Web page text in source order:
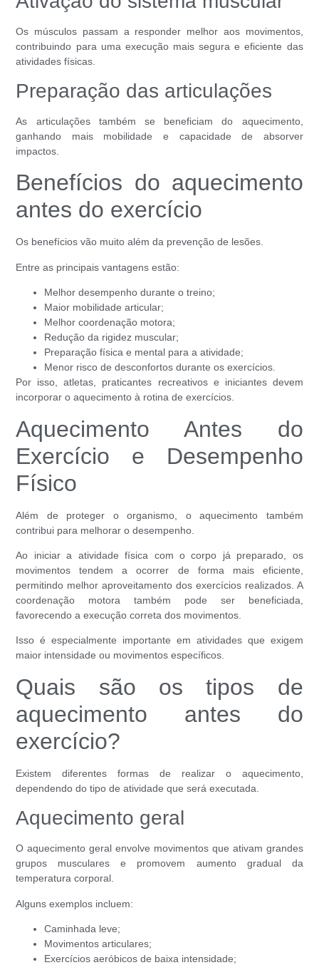
Os músculos passam a responder melhor aos movimentos,
contribuindo para uma execução mais segura e eficiente das
atividades físicas.
Preparação das articulações
As articulações também se beneficiam do aquecimento,
ganhando mais mobilidade e capacidade de absorver
impactos.
Benefícios do aquecimento
antes do exercício
Os benefícios vão muito além da prevenção de lesões.
Entre as principais vantagens estão:
Melhor desempenho durante o treino;
Maior mobilidade articular;
Melhor coordenação motora;
Redução da rigidez muscular;
Preparação física e mental para a atividade;
Menor risco de desconfortos durante os exercícios.
Por isso, atletas, praticantes recreativos e iniciantes devem
incorporar o aquecimento à rotina de exercícios.
Aquecimento Antes do
Exercício e Desempenho
Físico
Além de proteger o organismo, o aquecimento também
contribui para melhorar o desempenho.
Ao iniciar a atividade física com o corpo já preparado, os
movimentos tendem a ocorrer de forma mais eficiente,
permitindo melhor aproveitamento dos exercícios realizados. A
coordenação motora também pode ser beneficiada,
favorecendo a execução correta dos movimentos.
Isso é especialmente importante em atividades que exigem
maior intensidade ou movimentos específicos.
Quais são os tipos de
aquecimento antes do
exercício?
Existem diferentes formas de realizar o aquecimento,
dependendo do tipo de atividade que será executada.
Aquecimento geral
O aquecimento geral envolve movimentos que ativam grandes
grupos musculares e promovem aumento gradual da
temperatura corporal.
Alguns exemplos incluem:
Caminhada leve;
Movimentos articulares;
Exercícios aeróbicos de baixa intensidade;